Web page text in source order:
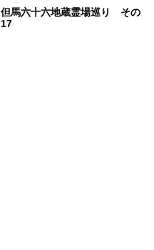
但馬六十六地蔵霊場巡り その
17